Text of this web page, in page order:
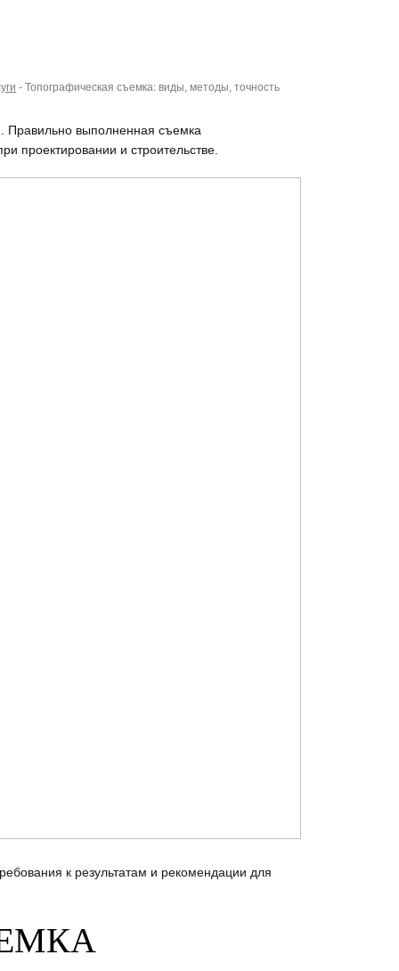
-Топографическая съемка: виды, методы, точность
Правильно выполненная съемка
проектировании и строительстве.
к результатам и рекомендации для